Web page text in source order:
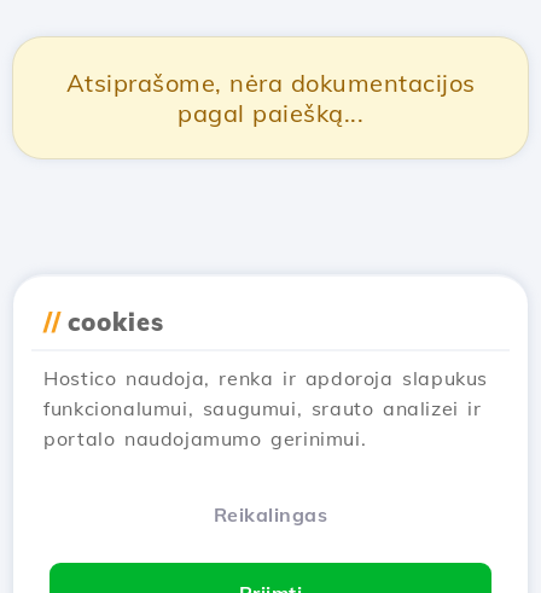
Atsiprašome, nėra dokumentacijos
pagal paiešką...
// cookies
Hostico naudoja, renka ir apdoroja slapukus
funkcionalumui, saugumui, srauto analizei ir
portalo naudojamumo gerinimui.
Reikalingas